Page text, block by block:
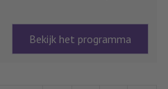
Bekijk het programma